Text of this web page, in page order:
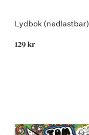
Lydbok (nedlastbar)
129 kr